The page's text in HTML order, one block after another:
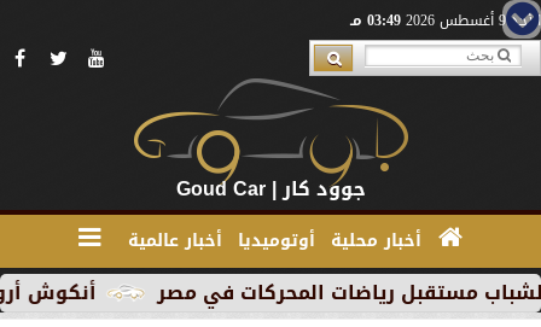
الأحد 9 أغسطس 2026 03:49 مـ
جوود كار | Goud Car
أخبار محلية أوتوميديا أخبار عالمية
أنكوش أرورا ضمن قائمة أقوى 100 رئيس تنفيذي في الشرق الأوسط